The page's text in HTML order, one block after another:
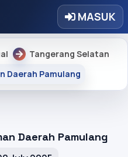
MASUK
Tangerang Selatan
Daerah Pamulang
Daerah Pamulang